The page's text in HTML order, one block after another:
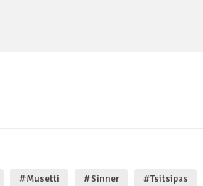
#Musetti #Sinner #Tsitsipas